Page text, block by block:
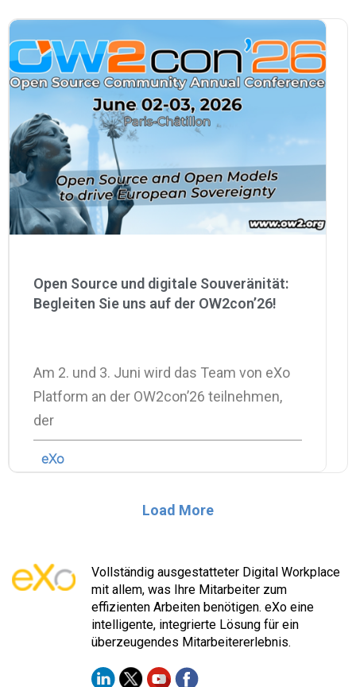
Open Source und digitale Souveränität:
Begleiten Sie uns auf der OW2con’26!
Am 2. und 3. Juni wird das Team von eXo
Platform an der OW2con’26 teilnehmen,
der
eXo
Load More
Vollständig ausgestatteter Digital Workplace
mit allem, was Ihre Mitarbeiter zum
effizienten Arbeiten benötigen. eXo eine
intelligente, integrierte Lösung für ein
überzeugendes Mitarbeitererlebnis.